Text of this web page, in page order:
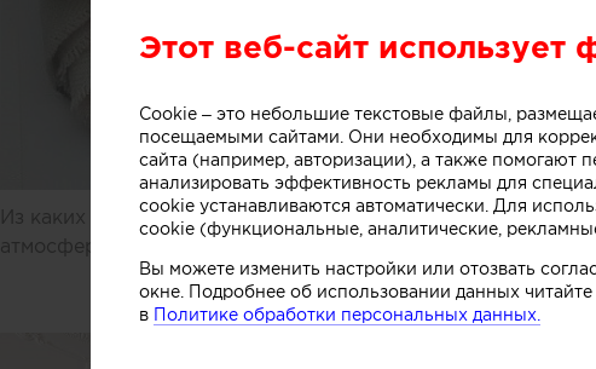
Из каких ингредиентов состоит французский интерьер и
атмосфера Парижа на почве российской квартиры?
Этот веб-сайт использует
Cookie – это небольшие текстовые файлы,
посещаемыми сайтами. Они необходимы для
сайта (например, авторизации), а также помогают
анализировать эффективность рекламы для
cookie устанавливаются автоматически. Для
cookie (функциональные, аналитические,
Вы можете изменить настройки или отозвать
окне. Подробнее об использовании данных читайте
в Политике обработки персональных данных.